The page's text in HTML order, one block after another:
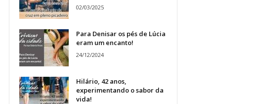
02/03/2025
Para Denisar os pés de Lúcia
eram um encanto!
24/12/2024
Hilário, 42 anos,
experimentando o sabor da
vida!